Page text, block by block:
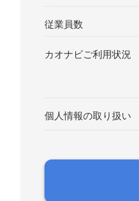
従業員数
カオナビご利用状況
個人情報の取り扱い